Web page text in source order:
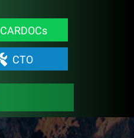
CARDOCs
СТО